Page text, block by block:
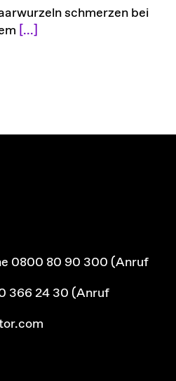
schmerzen bei
[...]
0800 80 90 300 (Anruf
366 24 30 (Anruf